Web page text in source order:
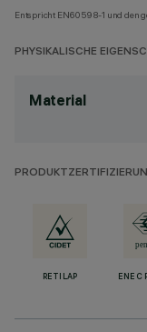
Entspricht EN60598-1 und den
PHYSIKALISCHE
Material
RETILAP ENEC